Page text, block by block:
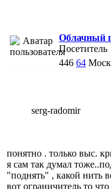
Облачный
Посетитель
446 64
serg-radomir
понятно . только выс.
я сам так думал
"поднять" , какой нить
вот ограничитель то